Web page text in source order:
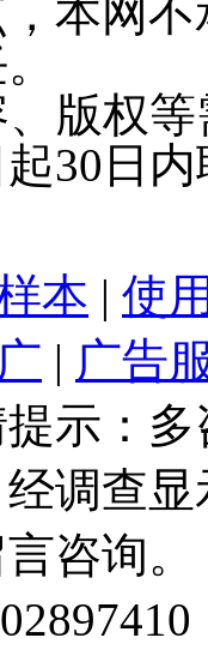
本网
版权
30日
本 | 使
| 广告
示：
调查
咨询。